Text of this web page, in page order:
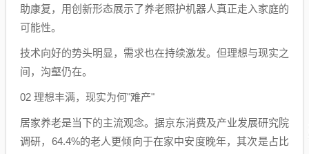
助康复，用创新形态展示了养老照护机器人真正走入家庭的
可能性。
技术向好的势头明显，需求也在持续激发。但理想与现实之
间，沟壑仍在。
02 理想丰满，现实为何"难产"
居家养老是当下的主流观念。据京东消费及产业发展研究院
调研，64.4%的老人更倾向于在家中安度晚年，其次是占比